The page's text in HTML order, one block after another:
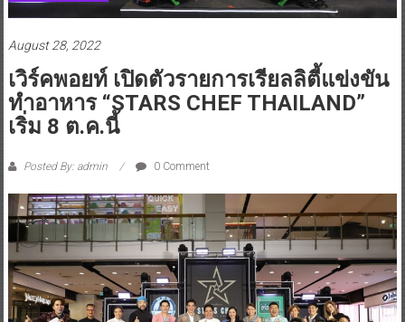
August 28, 2022
เวิร์คพอยท์ เปิดตัวรายการเรียลลิตี้แข่งขัน
ทำอาหาร “STARS CHEF THAILAND”
เริ่ม 8 ต.ค.นี้
Posted By: admin 0 Comment